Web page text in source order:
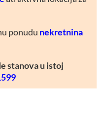
ponudu nekretnina
stanova u istoj